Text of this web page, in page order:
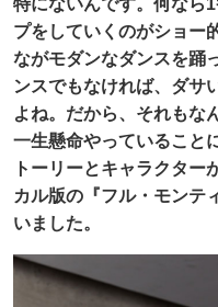
プをしていくのがショー
ながモダンなダンスを踊
ンスでもなければ、ダサ
よね。だから、それもな
一生懸命やっていること
トーリーとキャラクター
カル版の『フル・モンテ
いました。